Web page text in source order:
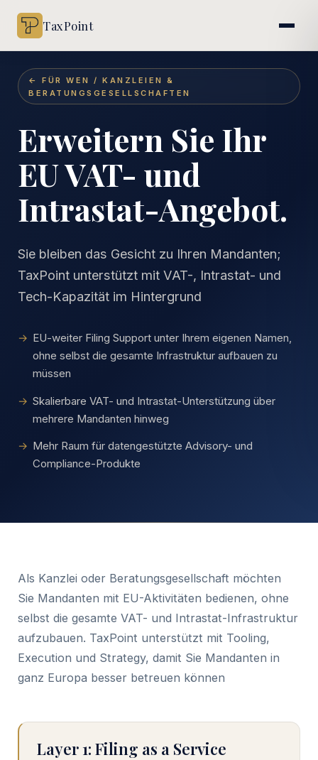
TaxPoint
← FÜR WEN / KANZLEIEN &
BERATUNGSGESELLSCHAFTEN
Erweitern Sie Ihr
EU VAT- und
Intrastat-Angebot.
Sie bleiben das Gesicht zu Ihren Mandanten;
TaxPoint unterstützt mit VAT-, Intrastat- und
Tech-Kapazität im Hintergrund
EU-weiter Filing Support unter Ihrem eigenen Namen,
ohne selbst die gesamte Infrastruktur aufbauen zu
müssen
Skalierbare VAT- und Intrastat-Unterstützung über
mehrere Mandanten hinweg
Mehr Raum für datengestützte Advisory- und
Compliance-Produkte
Als Kanzlei oder Beratungsgesellschaft möchten
Sie Mandanten mit EU-Aktivitäten bedienen, ohne
selbst die gesamte VAT- und Intrastat-Infrastruktur
aufzubauen. TaxPoint unterstützt mit Tooling,
Execution und Strategy, damit Sie Mandanten in
ganz Europa besser betreuen können
Layer 1: Filing as a Service